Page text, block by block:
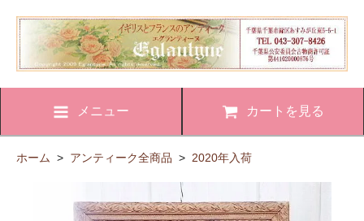
メニュー カートを見る
ホーム > アンティーク全商品 > 2020年入荷